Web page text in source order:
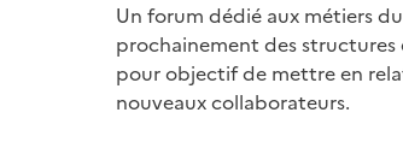
Un forum dédié aux métiers
prochainement des structures
pour objectif de mettre en
nouveaux collaborateurs.